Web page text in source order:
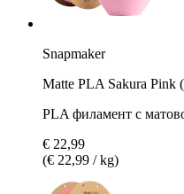
Snapmaker
Matte PLA Sakura Pink
PLA филамент с
€ 22,99
(€ 22,99 / kg)